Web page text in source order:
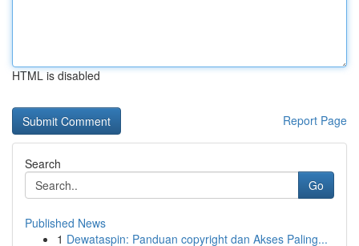
HTML is disabled
Report Page
Search
Go
Published News
1 Dewataspin: Panduan copyright dan Akses Paling...